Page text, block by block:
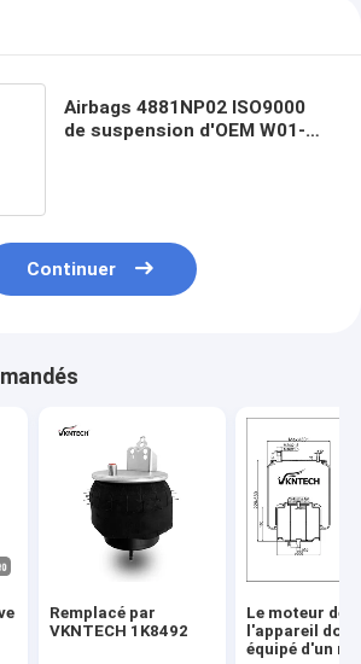
Airbags 4881NP02 ISO9000
de suspension d'OEM W01-
Continuer
Remplacé par
VKNTECH 1K8492
Le moteur de
l'appareil doit
équipé d'un